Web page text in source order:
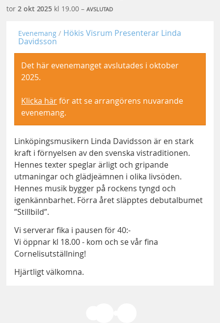
tor 2 okt 2025 kl 19.00 –AVSLUTAD
Evenemang Hökis Visrum Presenterar Linda
Davidsson
Det här evenemanget avslutades i oktober
2025.
Klicka härför att se arrangörens nuvarande
evenemang.
Linköpingsmusikern Linda Davidsson är en stark
kraft i förnyelsen av den svenska vistraditionen.
Hennes texter speglar ärligt och gripande
utmaningar och glädjeämnen i olika livsöden.
Hennes musik bygger på rockens tyngd och
igenkännbarhet. Förra året släpptes debutalbumet
”Stillbild”.
Vi serverar fika i pausen för 40:-
Vi öppnar kl 18.00 - kom och se vår fina
Cornelisutställning!
Hjärtligt välkomna.